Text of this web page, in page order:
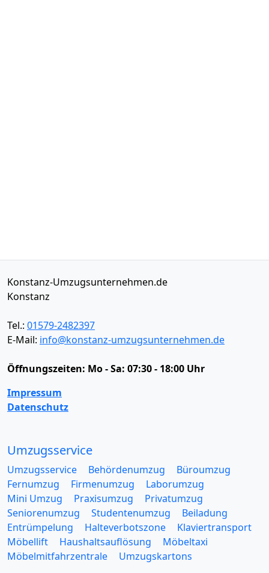
Konstanz-Umzugsunternehmen.de
Konstanz
Tel.: 01579-2482397
E-Mail: info@konstanz-umzugsunternehmen.de
Öffnungszeiten: Mo - Sa: 07:30 - 18:00 Uhr
Impressum
Datenschutz
Umzugsservice
Umzugsservice Behördenumzug
Büroumzug
Fernumzug
Firmenumzug
Laborumzug
Mini Umzug
Praxisumzug
Privatumzug
Seniorenumzug
Studentenumzug
Beiladung
Entrümpelung
Halteverbotszone
Klaviertransport
Möbellift
Haushaltsauflösung
Möbeltaxi
Möbelmitfahrzentrale
Umzugskartons